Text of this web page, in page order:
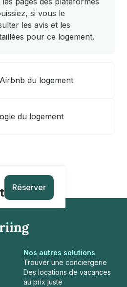
si vous le
les avis et les
pour ce logement.
du logement
du logement
Réserver
Nos autres solutions
Trouver une conciergerie
Des locations de vacances
au prix juste